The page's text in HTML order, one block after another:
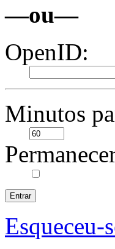
—ou—
OpenID:
Minutos
Esqueceu-